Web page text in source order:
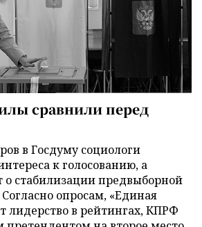
сравнили перед
в Госдуму социологи
к голосованию, а
о стабилизации предвыборной
опросам, «Единая
лидерство в рейтингах, КПРФ